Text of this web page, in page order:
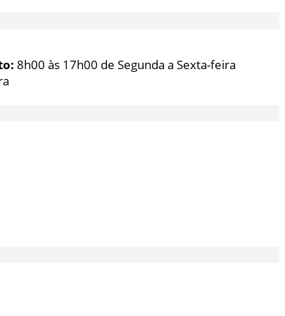
8h00 às 17h00 de Segunda a Sexta-feira